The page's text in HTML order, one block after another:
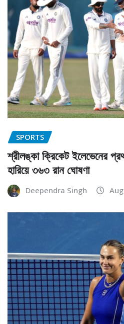
SPORTS
শ্রীলঙ্কা ক্রিকেট ইলেভেনের
হারিয়ে ৩৬৩ রান ঘোষণা
Deependra Singh